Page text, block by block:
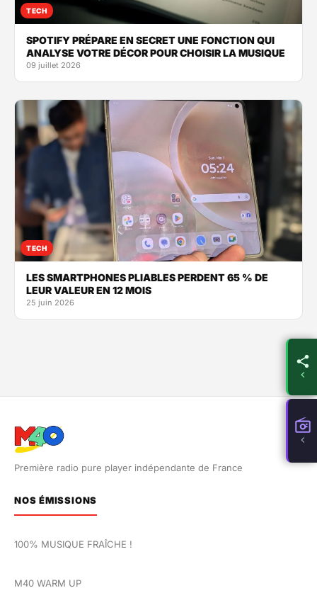
TECH
SPOTIFY PRÉPARE EN SECRET UNE FONCTION QUI
ANALYSE VOTRE DÉCOR POUR CHOISIR LA MUSIQUE
09 juillet 2026
TECH
LES SMARTPHONES PLIABLES PERDENT 65 % DE
LEUR VALEUR EN 12 MOIS
25 juin 2026
Première radio pure player indépendante de France
NOS ÉMISSIONS
100% MUSIQUE FRAÎCHE !
M40 WARM UP